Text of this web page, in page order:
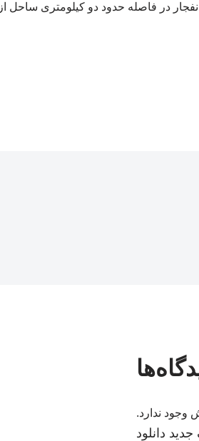
در فاصله حدود دو کیلومتری ساحل از
وجود ندارد.
جدید دانلود